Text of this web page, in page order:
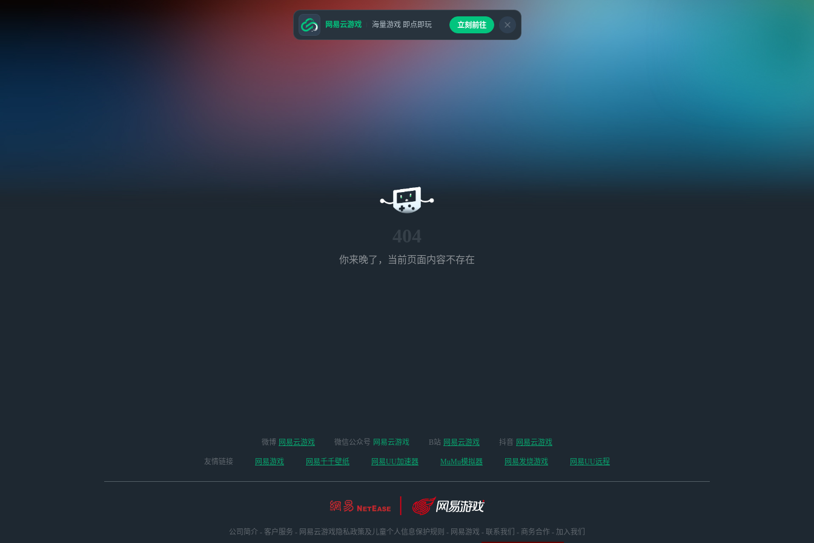
404
你来晚了，当前页面内容不存在
网易云游戏 海量游戏 即点即玩 立刻前往
微博 网易云游戏 微信公众号 网易云游戏 B站 网易云游戏 抖音 网易云游戏
友情链接 网易游戏 网易千千壁纸 网易UU加速器 MuMu模拟器 网易发烧游戏 网易UU远程
公司简介 - 客户服务 - 网易云游戏隐私政策及儿童个人信息保护规则 - 网易游戏 - 联系我们 - 商务合作 - 加入我们